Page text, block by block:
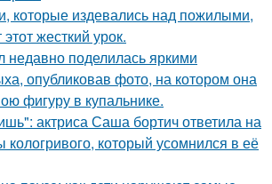
которые издевались над пожилыми,
жесткий урок.
недавно поделилась яркими
опубликовав фото, на котором она
фигуру в купальнике.
актриса Саша бортич ответила на
кологривого, который усомнился в её